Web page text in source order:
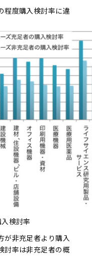
程度購入検討率に違
検討率
が非充足者より購入
討率は非充足者の概